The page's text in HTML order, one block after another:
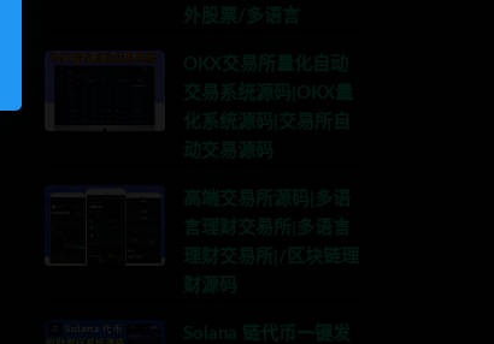
外股票/多语言
OKX交易所量化自动
交易系统源码|OKX量
化系统源码|交易所自
动交易源码
高端交易所源码|多语
言理财交易所|多语言
理财交易所|/区块链理
财源码
Solana 链代币一键发